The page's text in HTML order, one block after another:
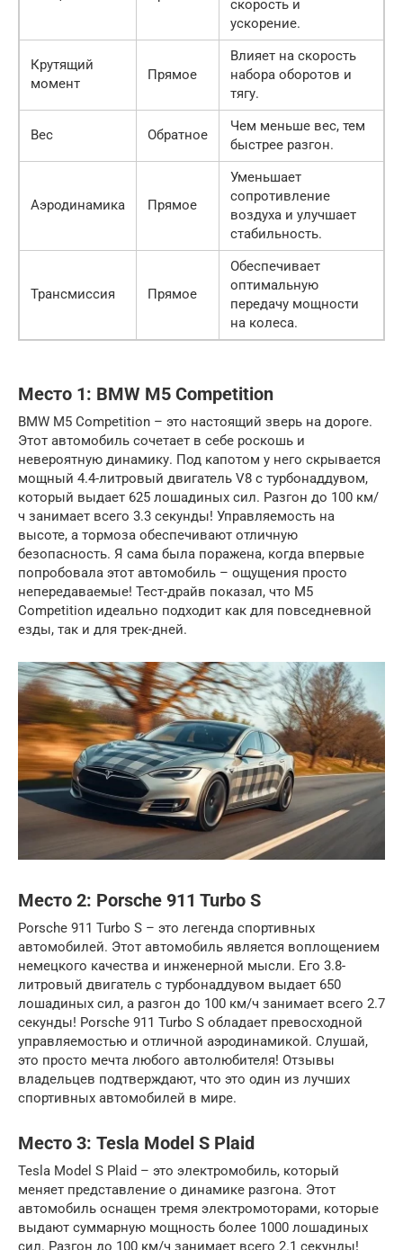
скорость и
ускорение.
Крутящий
момент
Прямое
Влияет на скорость
набора оборотов и
тягу.
Вес Обратное
Чем меньше вес, тем
быстрее разгон.
Аэродинамика Прямое
Уменьшает
сопротивление
воздуха и улучшает
стабильность.
Трансмиссия Прямое
Обеспечивает
оптимальную
передачу мощности
на колеса.
Место 1: BMW M5 Competition
BMW M5 Competition – это настоящий зверь на дороге.
Этот автомобиль сочетает в себе роскошь и
невероятную динамику. Под капотом у него скрывается
мощный 4.4-литровый двигатель V8 с турбонаддувом,
который выдает 625 лошадиных сил. Разгон до 100 км/
ч занимает всего 3.3 секунды! Управляемость на
высоте, а тормоза обеспечивают отличную
безопасность. Я сама была поражена, когда впервые
попробовала этот автомобиль – ощущения просто
непередаваемые! Тест-драйв показал, что M5
Competition идеально подходит как для повседневной
езды, так и для трек-дней.
Место 2: Porsche 911 Turbo S
Porsche 911 Turbo S – это легенда спортивных
автомобилей. Этот автомобиль является воплощением
немецкого качества и инженерной мысли. Его 3.8-
литровый двигатель с турбонаддувом выдает 650
лошадиных сил, а разгон до 100 км/ч занимает всего 2.7
секунды! Porsche 911 Turbo S обладает превосходной
управляемостью и отличной аэродинамикой. Слушай,
это просто мечта любого автолюбителя! Отзывы
владельцев подтверждают, что это один из лучших
спортивных автомобилей в мире.
Место 3: Tesla Model S Plaid
Tesla Model S Plaid – это электромобиль, который
меняет представление о динамике разгона. Этот
автомобиль оснащен тремя электромоторами, которые
выдают суммарную мощность более 1000 лошадиных
сил. Разгон до 100 км/ч занимает всего 2.1 секунды!